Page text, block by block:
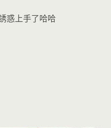
惑上手了哈哈